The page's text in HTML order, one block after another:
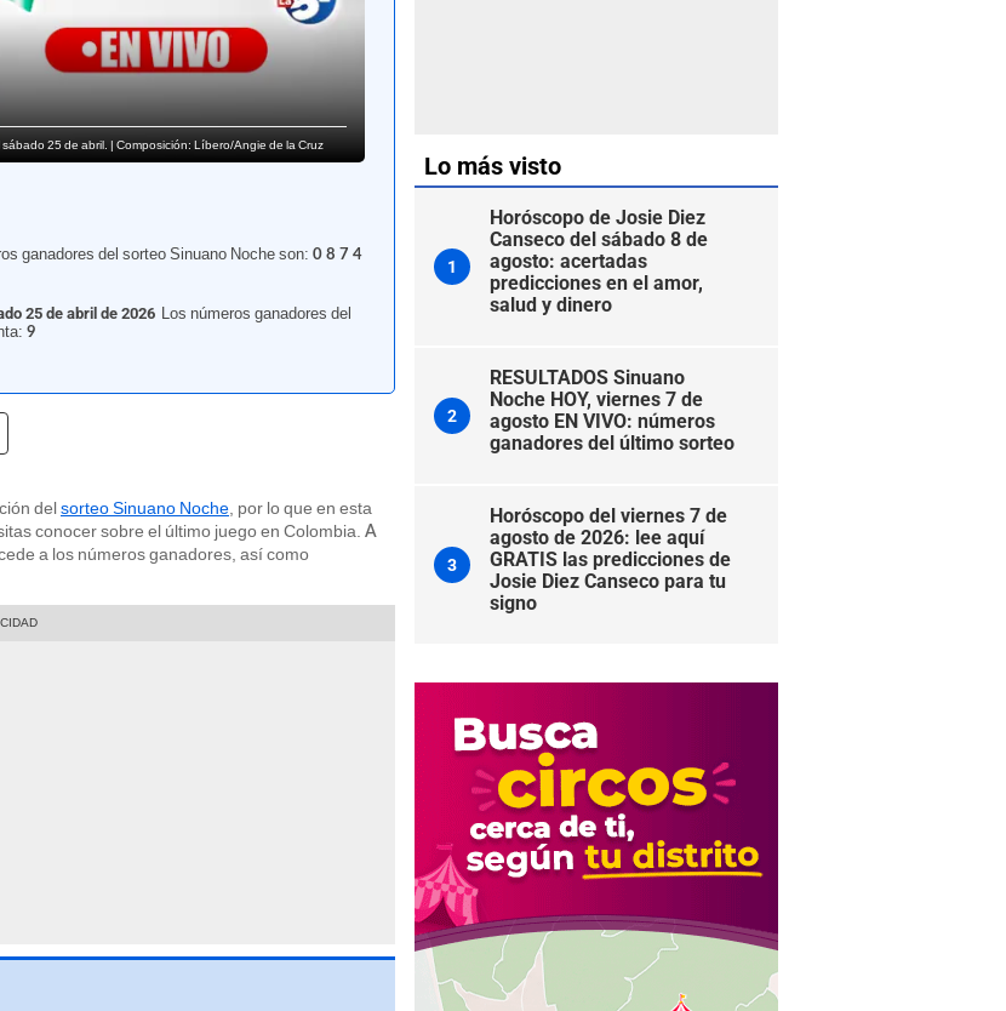
25 de abril. | Composición: Líbero/Angie de la Cruz
ganadores del sorteo Sinuano Noche son: 0 8 7 4
25 de abril de 2026 Los números ganadores del
9
delsorteo Sinuano Noche, por lo que en esta
conocer sobre el último juego en Colombia. A
a los números ganadores, así como
Lo más visto
1
Horóscopo de Josie Diez
Canseco del sábado 8 de
agosto: acertadas
predicciones en el amor,
salud y dinero
2
RESULTADOS Sinuano
Noche HOY, viernes 7 de
agosto EN VIVO: números
ganadores del último sorteo
3
Horóscopo del viernes 7 de
agosto de 2026: lee aquí
GRATIS las predicciones de
Josie Diez Canseco para tu
signo